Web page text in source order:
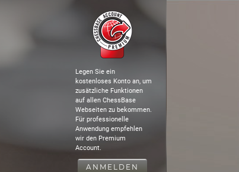
Legen Sie ein
kostenloses Konto an, um
zusätzliche Funktionen
auf allen ChessBase
Webseiten zu bekommen.
Für professionelle
Anwendung empfehlen
wir den Premium
Account.
ANMELDEN